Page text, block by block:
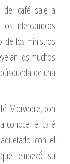
del café sale a
intercambios
de los ministros
los muchos
de una
Morvedre, con
conocer el café
con el
empezó su